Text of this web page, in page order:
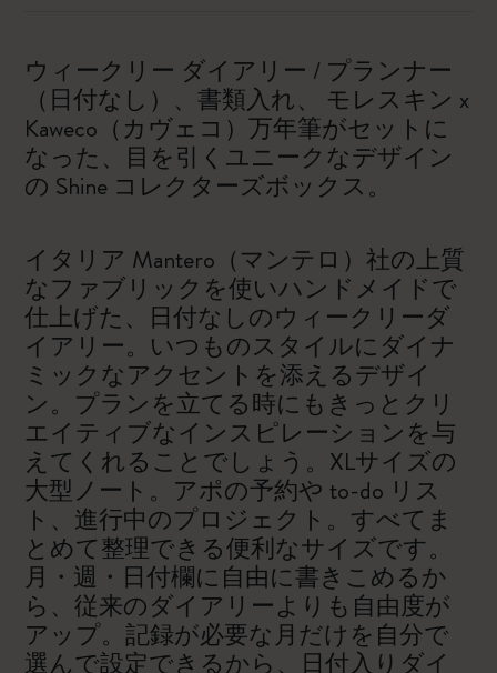
ウィークリー ダイアリー / プランナー
（日付なし）、書類入れ、 モレスキン x
Kaweco（カヴェコ）万年筆がセットに
なった、目を引くユニークなデザイン
の Shine コレクターズボックス。
イタリア Mantero（マンテロ）社の上質
なファブリックを使いハンドメイドで
仕上げた、日付なしのウィークリーダ
イアリー。いつものスタイルにダイナ
ミックなアクセントを添えるデザイ
ン。プランを立てる時にもきっとクリ
エイティブなインスピレーションを与
えてくれることでしょう。XLサイズの
大型ノート。アポの予約や to-do リス
ト、進行中のプロジェクト。すべてま
とめて整理できる便利なサイズです。
月・週・日付欄に自由に書きこめるか
ら、従来のダイアリーよりも自由度が
アップ。記録が必要な月だけを自分で
選んで設定できるから、日付入りダイ